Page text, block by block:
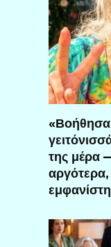
«Βοήθησα
της μέρα
αργότερα,